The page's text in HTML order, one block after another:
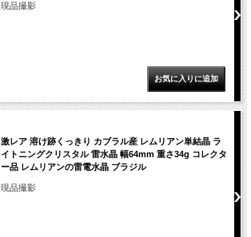
現品撮影
激レア 溶け跡くっきり カブラル産 レムリアン単結晶 ラ
イトニングクリスタル 雷水晶 幅64mm 重さ34g コレクタ
ー品 レムリアンの雷電水晶 ブラジル
現品撮影